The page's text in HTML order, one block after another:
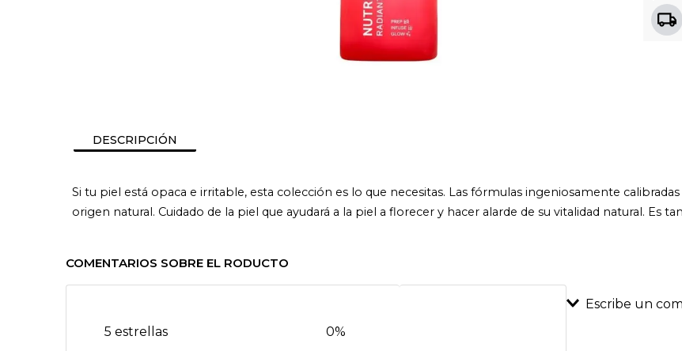
DESCRIPCIÓN
Si tu piel está opaca e irritable, esta colección es lo que necesitas. Las fórmulas ingeniosamente
origen natural. Cuidado de la piel que ayudará a la piel a florecer y hacer alarde de su vitalidad natural. Es
COMENTARIOS SOBRE EL RODUCTO
5 estrellas 0%
Escribe un